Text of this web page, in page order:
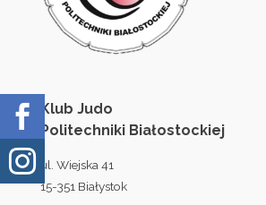


Klub Judo
Politechniki Białostockiej
ul. Wiejska 41
15-351 Białystok